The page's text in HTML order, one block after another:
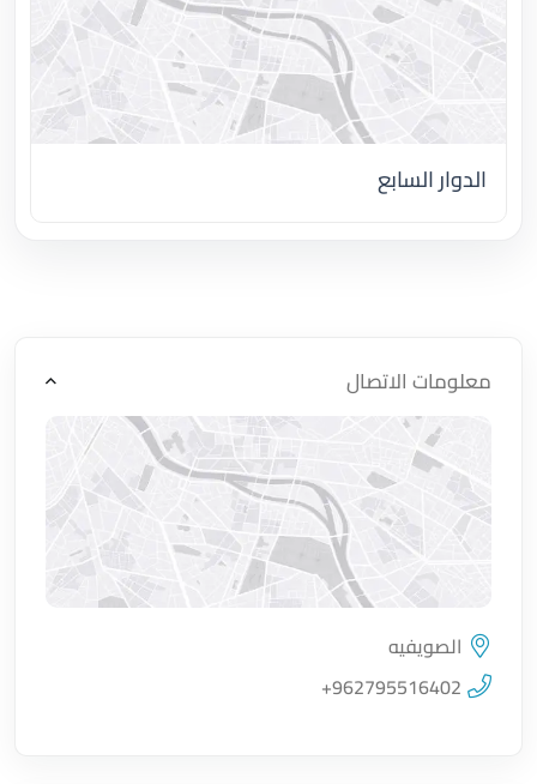
الدوار السابع
معلومات الاتصال
اضغط لتحميل الموقع
الصويفيه
+962795516402